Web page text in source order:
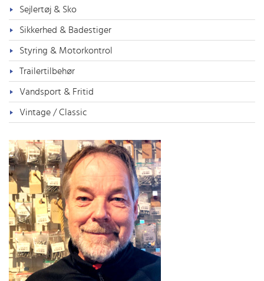
Sejlertøj & Sko
Sikkerhed & Badestiger
Styring & Motorkontrol
Trailertilbehør
Vandsport & Fritid
Vintage / Classic